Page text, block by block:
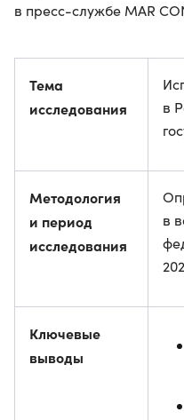
в пресс-службе MAR
Тема
исследования
в
Методология
и период
исследования
в
Ключевые
выводы